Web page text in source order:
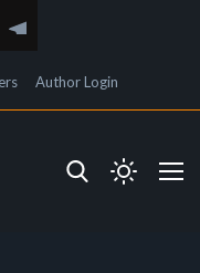
Author Login